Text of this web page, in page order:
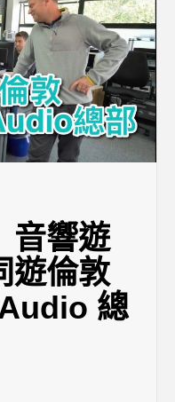
音響遊
遊倫敦
總